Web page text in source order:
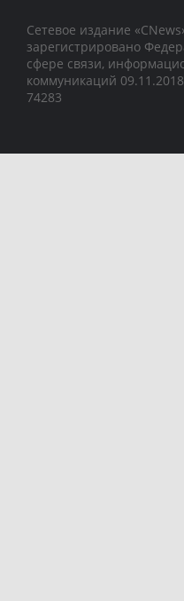
Сетевое издание
зарегистрировано
сфере связи,
коммуникаций
74283